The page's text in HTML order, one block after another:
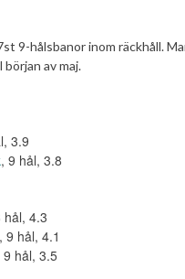
9-hålsbanor inom räckhåll.
av maj.
3.9
, 9 hål, 3.8
hål, 4.3
, 9 hål, 4.1
9 hål, 3.5